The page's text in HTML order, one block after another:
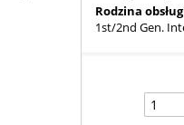
Rodzina
1st/2nd Gen.